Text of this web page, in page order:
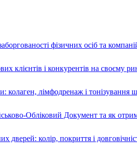
фізичних осіб та
клієнтів і конкурентів на своєму
колаген, лімфодренаж і тонізування
Обліковий Документ та як
дверей: колір, покриття і